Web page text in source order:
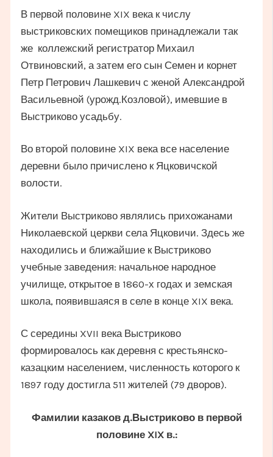
В первой половине XIX века к числу
выстриковских помещиков принадлежали так
же коллежский регистратор Михаил
Отвиновский, а затем его сын Семен и корнет
Петр Петрович Лашкевич с женой Александрой
Васильевной (урожд.Козловой), имевшие в
Выстриково усадьбу.
Во второй половине XIX века все население
деревни было причислено к Яцковичской
волости.
Жители Выстриково являлись прихожанами
Николаевской церкви села Яцковичи. Здесь же
находились и ближайшие к Выстриково
учебные заведения: начальное народное
училище, открытое в 1860-х годах и земская
школа, появившаяся в селе в конце XIX века.
С середины XVII века Выстриково
формировалось как деревня с крестьянско-
казацким населением, численность которого к
1897 году достигла 511 жителей (79 дворов).
Фамилии казаков д.Выстриково в первой
половине XIX в.: